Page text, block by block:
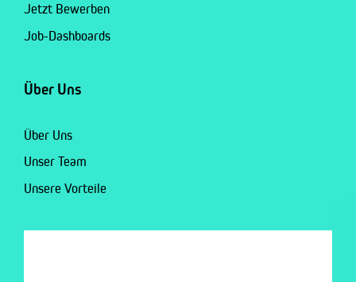
Jetzt Bewerben
Job-Dashboards
Über Uns
Über Uns
Unser Team
Unsere Vorteile